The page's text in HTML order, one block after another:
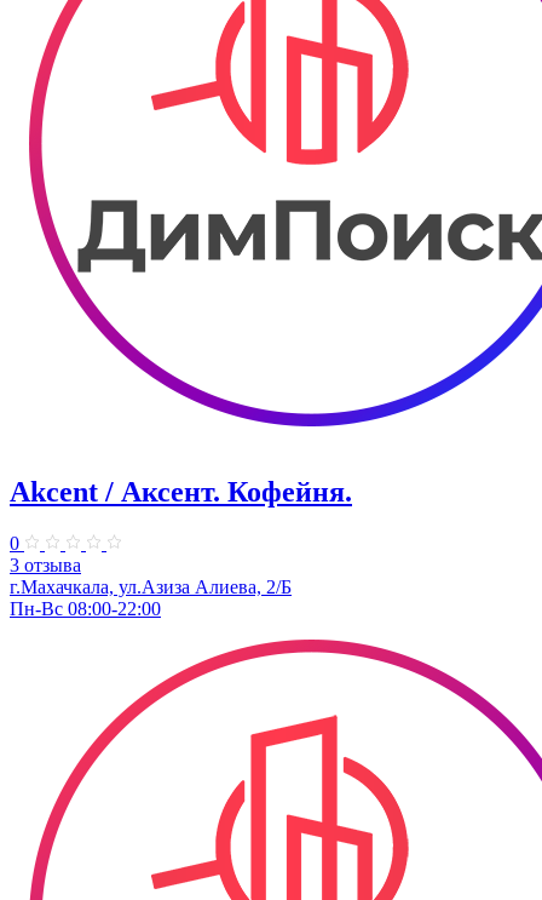
Akcent / Аксент. Кофейня.
0
3 отзыва
г.Махачкала, ул.Азиза Алиева, 2/Б
Пн-Вс 08:00-22:00